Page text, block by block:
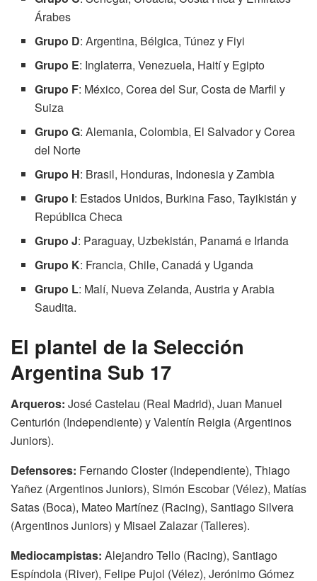
Árabes
Grupo D: Argentina, Bélgica, Túnez y Fiyi
Grupo E: Inglaterra, Venezuela, Haití y Egipto
Grupo F: México, Corea del Sur, Costa de Marfil y
Suiza
Grupo G: Alemania, Colombia, El Salvador y Corea
del Norte
Grupo H: Brasil, Honduras, Indonesia y Zambia
Grupo I: Estados Unidos, Burkina Faso, Tayikistán y
República Checa
Grupo J: Paraguay, Uzbekistán, Panamá e Irlanda
Grupo K: Francia, Chile, Canadá y Uganda
Grupo L: Malí, Nueva Zelanda, Austria y Arabia
Saudita.
El plantel de la Selección
Argentina Sub 17
Arqueros: José Castelau (Real Madrid), Juan Manuel
Centurión (Independiente) y Valentín Reigia (Argentinos
Juniors).
Defensores: Fernando Closter (Independiente), Thiago
Yañez (Argentinos Juniors), Simón Escobar (Vélez), Matías
Satas (Boca), Mateo Martínez (Racing), Santiago Silvera
(Argentinos Juniors) y Misael Zalazar (Talleres).
Mediocampistas: Alejandro Tello (Racing), Santiago
Espíndola (River), Felipe Pujol (Vélez), Jerónimo Gómez